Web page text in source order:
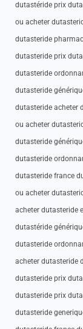
dutastéride prix
ou acheter
dutasteride
dutasteride prix
dutasteride
dutasteride
dutasteride acheter
ou acheter
dutasteride
dutasteride
dutasteride france
ou acheter
acheter dutasteride
dutastéride
dutasteride
acheter dutasteride
dutasteride prix
dutasteride prix
dutasteride